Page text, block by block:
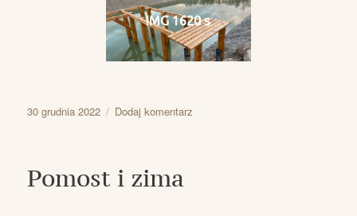
IMG 1620 s
Data
30 grudnia 2022 Dodaj komentarz
Pomost i zima